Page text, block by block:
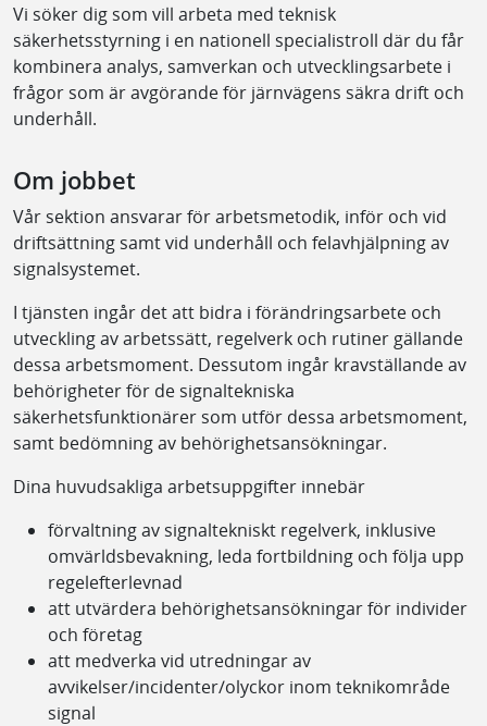
Vi söker dig som vill arbeta med teknisk
säkerhetsstyrning i en nationell specialistroll där du får
kombinera analys, samverkan och utvecklingsarbete i
frågor som är avgörande för järnvägens säkra drift och
underhåll.
Om jobbet
Vår sektion ansvarar för arbetsmetodik, inför och vid
driftsättning samt vid underhåll och felavhjälpning av
signalsystemet.
I tjänsten ingår det att bidra i förändringsarbete och
utveckling av arbetssätt, regelverk och rutiner gällande
dessa arbetsmoment. Dessutom ingår kravställande av
behörigheter för de signaltekniska
säkerhetsfunktionärer som utför dessa arbetsmoment,
samt bedömning av behörighetsansökningar.
Dina huvudsakliga arbetsuppgifter innebär
förvaltning av signaltekniskt regelverk, inklusive
omvärldsbevakning, leda fortbildning och följa upp
regelefterlevnad
att utvärdera behörighetsansökningar för individer
och företag
att medverka vid utredningar av
avvikelser/incidenter/olyckor inom teknikområde
signal